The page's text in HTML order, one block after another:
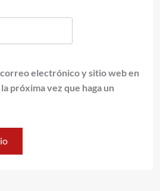
electrónico y sitio web en
próxima vez que haga un